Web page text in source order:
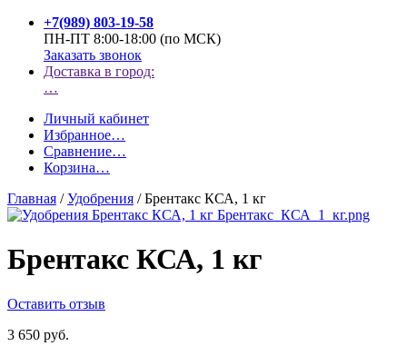
+7(989) 803-19-58
ПН-ПТ 8:00-18:00 (по МСК)
Заказать звонок
Доставка в город:
…
Личный кабинет
Избранное…
Сравнение…
Корзина…
Главная /Удобрения /Брентакс КСА, 1 кг
Брентакс КСА, 1 кг
Оставить отзыв
3 650 руб.